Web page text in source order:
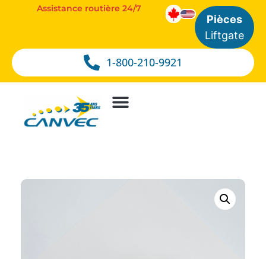
1-800-210-9921
Assistance routière 24/7
Pièces
Liftgate